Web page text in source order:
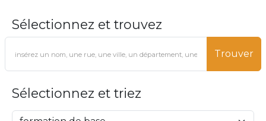
Sélectionnez et trouvez
Trouver
Sélectionnez et triez